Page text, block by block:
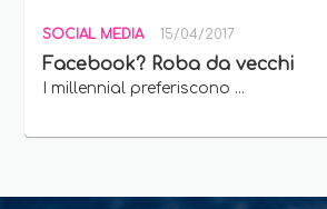
SOCIAL MEDIA 15/04/2017
Facebook? Roba da vecchi
I millennial preferiscono ...